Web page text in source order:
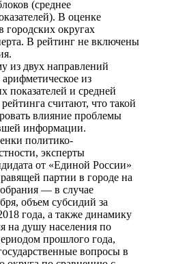
(среднее
В оценке
городских округах
В рейтинг не включены
из двух направлений
из
показателей и средней
считают, что такой
влияние проблемы
информации.
политико-
эксперты
от «Единой России»
партии в городе на
— в случае
объем субсидий за
года, а также динамику
на душу населения по
прошлого года,
вопросы в